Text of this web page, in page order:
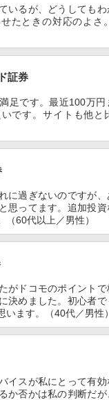
いるが、どうしても
たときの対応のよさ
証券
足です。最近100万
です。サイトも他と
に過ぎないのですが
思ってます。追加投資
（60代以上／男性）
がドコモのポイントで
決めました。初心者
ます。（40代／男性）
イスが私にとって有効
か否かは私の判断だ